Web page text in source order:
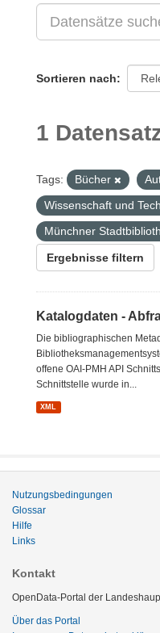
Sortieren nach
1
Tags: Bücher
Wissenschaft und
Münchner
Ergebnisse filtern
Katalogdaten -
Die bibliographischen
offene OAI-PMH API
Schnittstelle wurde in...
XML
Nutzungsbedingungen
Glossar
Hilfe
Links
Kontakt
OpenData-Portal der
Über das Portal